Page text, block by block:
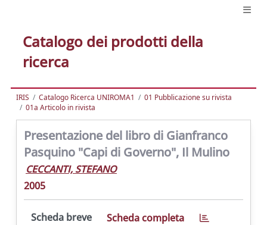
Catalogo dei prodotti della
ricerca
IRIS Catalogo Ricerca UNIROMA1
01 Pubblicazione su rivista
01a Articolo in rivista
Presentazione del libro di Gianfranco
Pasquino "Capi di Governo", Il Mulino
CECCANTI, STEFANO
2005
Scheda breve Scheda completa